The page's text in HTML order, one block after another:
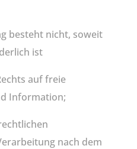
besteht nicht, soweit
ist
auf freie
Information;
nach dem